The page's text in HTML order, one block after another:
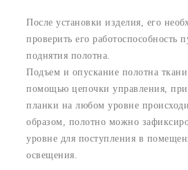
После установки изделия, его
проверить его работоспособность
поднятия полотна.
Подъем и опускание полотна ткани
помощью цепочки управления,
планки на любом уровне
образом, полотно можно
уровне для поступления в
освещения.